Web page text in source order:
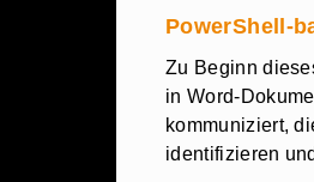
PowerShell-
Zu Beginn
in Word-
kommuniziert,
identifizieren